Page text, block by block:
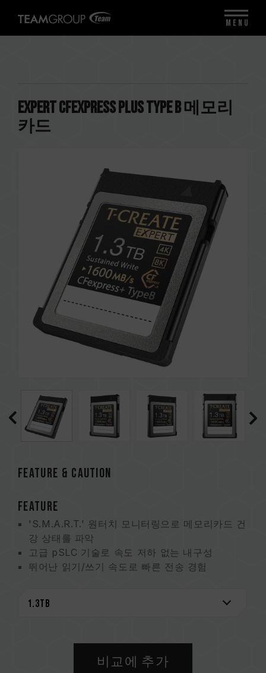
EXPERT CFexpress Plus Type B 메모리
카드
FEATURE & CAUTION
FEATURE
'S.M.A.R.T.' 원터치 모니터링으로 메모리카드 건
강 상태를 파악
고급 pSLC 기술로 속도 저하 없는 내구성
뛰어난 읽기/쓰기 속도로 빠른 전송 경험
높은 XQD 호환성으로 자유로운 매치
대만 발명특허 (인증번호: I863574)
비교에 추가
MENU